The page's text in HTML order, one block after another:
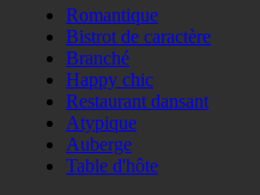
Romantique
Bistrot de caractère
Branché
Happy chic
Restaurant dansant
Atypique
Auberge
Table d'hôte